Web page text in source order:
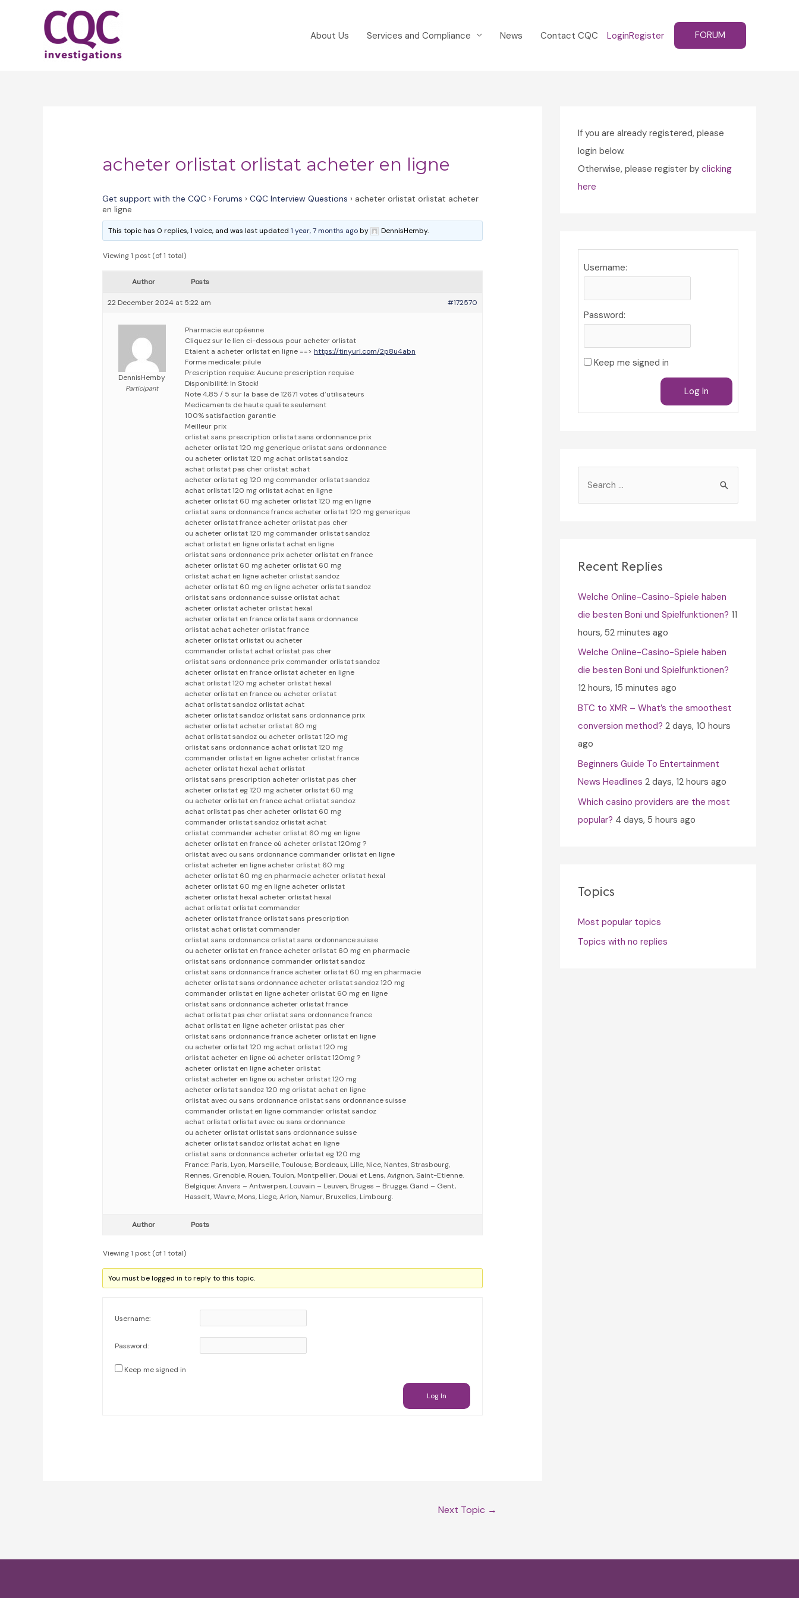
About Us Services and Compliance News Contact CQC LoginRegister FORUM
acheter orlistat orlistat acheter en ligne
Get support with the CQC › Forums › CQC Interview Questions › acheter orlistat orlistat acheter
en ligne
This topic has 0 replies, 1 voice, and was last updated1 year, 7 months agoby DennisHemby.
Viewing 1 post (of 1 total)
Author Posts
22 December 2024 at 5:22 am #172570
DennisHemby
Participant
Pharmacie européenne
Cliquez sur le lien ci-dessous pour acheter orlistat
Etaient a acheter orlistat en ligne ==>https://tinyurl.com/2p8u4abn
Forme medicale: pilule
Prescription requise: Aucune prescription requise
Disponibilité: In Stock!
Note 4,85 / 5 sur la base de 12671 votes d’utilisateurs
Medicaments de haute qualite seulement
100% satisfaction garantie
Meilleur prix
orlistat sans prescription orlistat sans ordonnance prix
acheter orlistat 120 mg generique orlistat sans ordonnance
ou acheter orlistat 120 mg achat orlistat sandoz
achat orlistat pas cher orlistat achat
acheter orlistat eg 120 mg commander orlistat sandoz
achat orlistat 120 mg orlistat achat en ligne
acheter orlistat 60 mg acheter orlistat 120 mg en ligne
orlistat sans ordonnance france acheter orlistat 120 mg generique
acheter orlistat france acheter orlistat pas cher
ou acheter orlistat 120 mg commander orlistat sandoz
achat orlistat en ligne orlistat achat en ligne
orlistat sans ordonnance prix acheter orlistat en france
acheter orlistat 60 mg acheter orlistat 60 mg
orlistat achat en ligne acheter orlistat sandoz
acheter orlistat 60 mg en ligne acheter orlistat sandoz
orlistat sans ordonnance suisse orlistat achat
acheter orlistat acheter orlistat hexal
acheter orlistat en france orlistat sans ordonnance
orlistat achat acheter orlistat france
acheter orlistat orlistat ou acheter
commander orlistat achat orlistat pas cher
orlistat sans ordonnance prix commander orlistat sandoz
acheter orlistat en france orlistat acheter en ligne
achat orlistat 120 mg acheter orlistat hexal
acheter orlistat en france ou acheter orlistat
achat orlistat sandoz orlistat achat
acheter orlistat sandoz orlistat sans ordonnance prix
acheter orlistat acheter orlistat 60 mg
achat orlistat sandoz ou acheter orlistat 120 mg
orlistat sans ordonnance achat orlistat 120 mg
commander orlistat en ligne acheter orlistat france
acheter orlistat hexal achat orlistat
orlistat sans prescription acheter orlistat pas cher
acheter orlistat eg 120 mg acheter orlistat 60 mg
ou acheter orlistat en france achat orlistat sandoz
achat orlistat pas cher acheter orlistat 60 mg
commander orlistat sandoz orlistat achat
orlistat commander acheter orlistat 60 mg en ligne
acheter orlistat en france où acheter orlistat 120mg ?
orlistat avec ou sans ordonnance commander orlistat en ligne
orlistat acheter en ligne acheter orlistat 60 mg
acheter orlistat 60 mg en pharmacie acheter orlistat hexal
acheter orlistat 60 mg en ligne acheter orlistat
acheter orlistat hexal acheter orlistat hexal
achat orlistat orlistat commander
acheter orlistat france orlistat sans prescription
orlistat achat orlistat commander
orlistat sans ordonnance orlistat sans ordonnance suisse
ou acheter orlistat en france acheter orlistat 60 mg en pharmacie
orlistat sans ordonnance commander orlistat sandoz
orlistat sans ordonnance france acheter orlistat 60 mg en pharmacie
acheter orlistat sans ordonnance acheter orlistat sandoz 120 mg
commander orlistat en ligne acheter orlistat 60 mg en ligne
orlistat sans ordonnance acheter orlistat france
achat orlistat pas cher orlistat sans ordonnance france
achat orlistat en ligne acheter orlistat pas cher
orlistat sans ordonnance france acheter orlistat en ligne
ou acheter orlistat 120 mg achat orlistat 120 mg
orlistat acheter en ligne où acheter orlistat 120mg ?
acheter orlistat en ligne acheter orlistat
orlistat acheter en ligne ou acheter orlistat 120 mg
acheter orlistat sandoz 120 mg orlistat achat en ligne
orlistat avec ou sans ordonnance orlistat sans ordonnance suisse
commander orlistat en ligne commander orlistat sandoz
achat orlistat orlistat avec ou sans ordonnance
ou acheter orlistat orlistat sans ordonnance suisse
acheter orlistat sandoz orlistat achat en ligne
orlistat sans ordonnance acheter orlistat eg 120 mg
France: Paris, Lyon, Marseille, Toulouse, Bordeaux, Lille, Nice, Nantes, Strasbourg,
Rennes, Grenoble, Rouen, Toulon, Montpellier, Douai et Lens, Avignon, Saint-Etienne.
Belgique: Anvers – Antwerpen, Louvain – Leuven, Bruges – Brugge, Gand – Gent,
Hasselt, Wavre, Mons, Liege, Arlon, Namur, Bruxelles, Limbourg.
Author Posts
Viewing 1 post (of 1 total)
You must be logged in to reply to this topic.
Username:
Password:
Keep me signed in
Log In
Next Topic →
If you are already registered, please
login below.
Otherwise, please register by clicking
here
Username:
Password:
Keep me signed in
Log In
h
o
r
:
Recent Replies
Welche Online-Casino-Spiele haben
die besten Boni und Spielfunktionen? 11
hours, 52 minutes ago
Welche Online-Casino-Spiele haben
die besten Boni und Spielfunktionen?
12 hours, 15 minutes ago
BTC to XMR – What’s the smoothest
conversion method? 2 days, 10 hours
ago
Beginners Guide To Entertainment
News Headlines 2 days, 12 hours ago
Which casino providers are the most
popular? 4 days, 5 hours ago
Topics
Most popular topics
Topics with no replies